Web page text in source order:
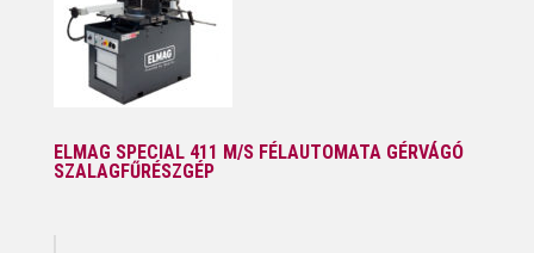
ELMAG SPECIAL 411 M/S FÉLAUTOMATA GÉRVÁGÓ
SZALAGFŰRÉSZGÉP